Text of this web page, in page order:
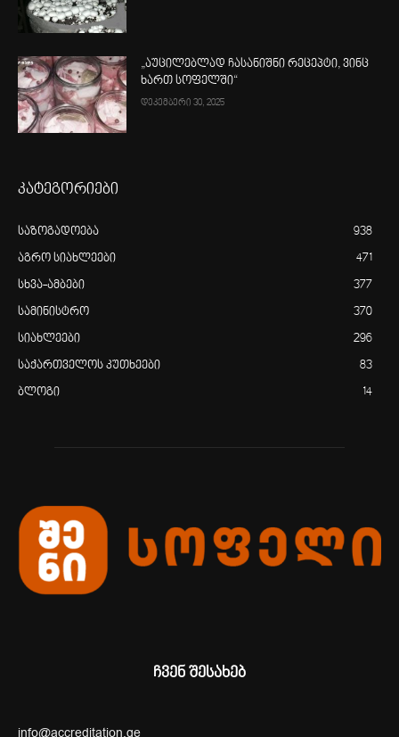
„აუცილებლად ჩასანიშნი რეცეპტი, ვინც
ხართ სოფელში“
დეკემბერი 30, 2025
კატეგორიები
საზოგადოება 938
აგრო სიახლეები 471
სხვა-ამბები 377
სამინისტრო 370
სიახლეები 296
საქართველოს კუთხეები 83
ბლოგი 14
ჩვენ შესახებ
info@accreditation.ge